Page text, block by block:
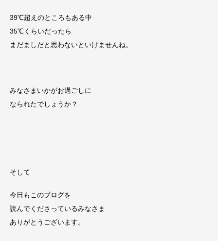
39℃超えのところもある中
35℃くらいだったら
まだましだと思わないといけませんね。
みなさまいかがお過ごしに
なられたでしょうか？
そして
今日もこのブログを
読んでくださっているみなさま
ありがとうございます。